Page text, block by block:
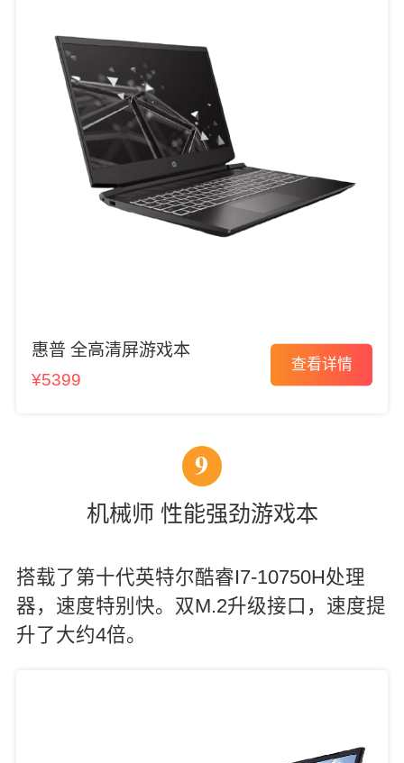
惠普 全高清屏游戏本
¥5399
查看详情
9
机械师 性能强劲游戏本
搭载了第十代英特尔酷睿I7-10750H处理
器，速度特别快。双M.2升级接口，速度提
升了大约4倍。